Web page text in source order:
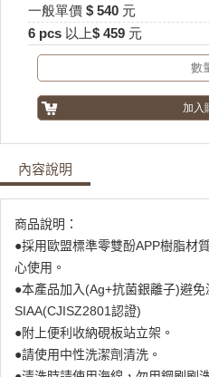
一般單價 $ 540 元
6 pcs 以上$ 459 元
內容說明
商品說明：
●採用歐盟標準零雙酚APP樹脂材
心使用。
●本產品加入(Ag+抗菌銀離子)避
SIAA(CJISZ2801認證)
●附上便利收納硯板站立架。
●請使用中性洗潔劑清洗。